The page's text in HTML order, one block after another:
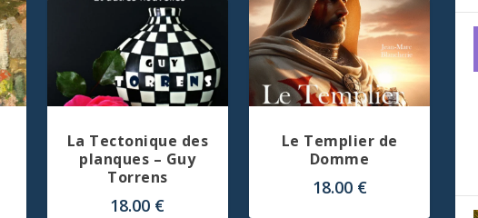
La Tectonique des
planques – Guy
Torrens
18.00 €
Le Templier de
Domme
18.00 €